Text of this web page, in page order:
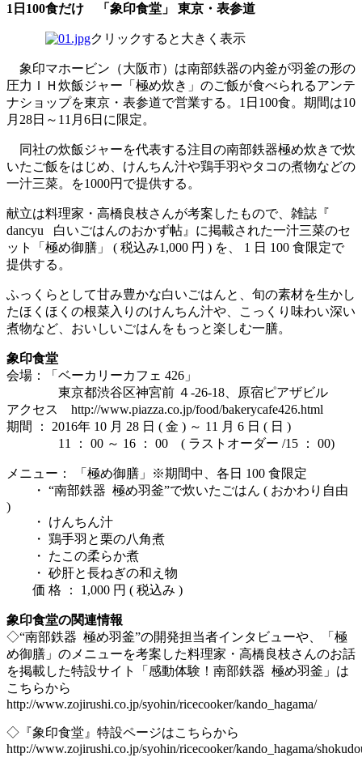
1日100食だけ 「象印食堂」 東京・表参道
クリックすると大きく表示
象印マホービン（大阪市）は南部鉄器の内釜が羽釜の形の
圧力ＩＨ炊飯ジャー「極め炊き」のご飯が食べられるアンテ
ナショップを東京・表参道で営業する。1日100食。期間は10
月28日～11月6日に限定。
同社の炊飯ジャーを代表する注目の南部鉄器極め炊きで炊
いたご飯をはじめ、けんちん汁や鶏手羽やタコの煮物などの
一汁三菜。を1000円で提供する。
献立は料理家・高橋良枝さんが考案したもので、雑誌『
dancyu 白いごはんのおかず帖』に掲載された一汁三菜のセ
ット「極め御膳」 ( 税込み1,000 円 ) を、 1 日 100 食限定で
提供する。
ふっくらとして甘み豊かな白いごはんと、旬の素材を生かし
たほくほくの根菜入りのけんちん汁や、こっくり味わい深い
煮物など、おいしいごはんをもっと楽しむ一膳。
象印食堂
会場：「ベーカリーカフェ 426」
東京都渋谷区神宮前 ４-26-18、原宿ピアザビル
アクセス http://www.piazza.co.jp/food/bakerycafe426.html
期間 ： 2016年 10 月 28 日 ( 金 ) ～ 11 月 6 日 ( 日 )
11 ： 00 ～ 16 ： 00 ( ラストオーダー /15 ： 00)
メニュー： 「極め御膳」※期間中、各日 100 食限定
・ “南部鉄器 極め羽釜”で炊いたごはん ( おかわり自由
)
・ けんちん汁
・ 鶏手羽と栗の八角煮
・ たこの柔らか煮
・ 砂肝と長ねぎの和え物
価 格 ： 1,000 円 ( 税込み )
象印食堂の関連情報
◇“南部鉄器 極め⽻釜”の開発担当者インタビューや、「極
め御膳」のメニューを考案した料理家・高橋良枝さんのお話
を掲載した特設サイト「感動体験！南部鉄器 極め⽻釜」は
こちらから
http://www.zojirushi.co.jp/syohin/ricecooker/kando_hagama/
◇『象印食堂』特設ページはこちらから
http://www.zojirushi.co.jp/syohin/ricecooker/kando_hagama/